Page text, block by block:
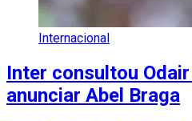
Internacional
Inter consultou
anunciar Abel Braga